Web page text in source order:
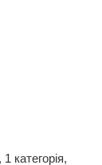
категорія,